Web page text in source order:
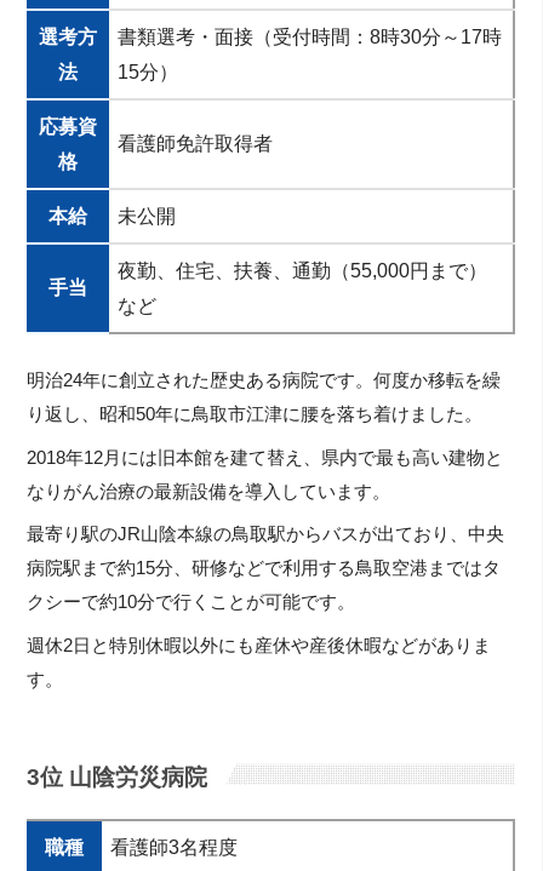
選考方
法
書類選考・面接（受付時間：8時30分～17時
15分）
応募資
格
看護師免許取得者
本給 未公開
手当
夜勤、住宅、扶養、通勤（55,000円まで）
など
明治24年に創立された歴史ある病院です。何度か移転を繰
り返し、昭和50年に鳥取市江津に腰を落ち着けました。
2018年12月には旧本館を建て替え、県内で最も高い建物と
なりがん治療の最新設備を導入しています。
最寄り駅のJR山陰本線の鳥取駅からバスが出ており、中央
病院駅まで約15分、研修などで利用する鳥取空港まではタ
クシーで約10分で行くことが可能です。
週休2日と特別休暇以外にも産休や産後休暇などがありま
す。
3位 山陰労災病院
職種 看護師3名程度